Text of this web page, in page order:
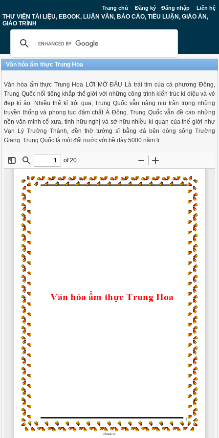
Trang chủ Đăng ký Đăng nhập Liên hệ
THƯ VIỆN TÀI LIỆU, EBOOK, LUẬN VĂN, BÁO CÁO, TIỂU LUẬN, GIÁO ÁN,
GIÁO TRÌNH
Văn hóa ẩm thực Trung Hoa
Văn hóa ẩm thực Trung Hoa LỜI MỞ ĐẦU Là trái tim của cả phương Đông,
Trung Quốc nổi tiếng khắp thế giới với những công trình kiến trúc kì diệu và vẻ
đẹp kì ảo. Nhiều thế kỉ trôi qua, Trung Quốc vẫn nâng niu trân trọng những
truyền thống và phong tục đậm chất Á Đông. Trung Quốc vẫn đề cao những
nền văn minh cổ xưa, tình hữu nghị và sở hữu nhiều kì quan của thế giới như
Vạn Lý Trường Thành, đền thờ tướng sĩ bằng đá bên dòng sông Trường
Giang. Trung Quốc là một đất nước với bề dày 5000 năm lị